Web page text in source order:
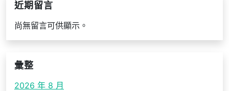
近期留言
尚無留言可供顯示。
彙整
2026 年 8 月